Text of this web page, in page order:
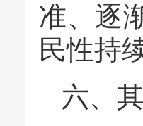
准、逐
民性持
六、